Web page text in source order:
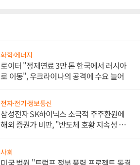
화학·에너지
로이터 "정제연료 3만 톤 한국에서 러시아
로 이동", 우크라이나의 공격에 수요 늘어
전자·전기·정보통신
삼성전자 SK하이닉스 소극적 주주환원에
해외 증권가 비판, "반도체 호황 지속성 의
사회
미국 법원 "트럼프 정부 풍력 프로젝트 동결